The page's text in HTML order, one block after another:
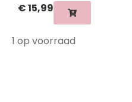
€15,99
1 op voorraad